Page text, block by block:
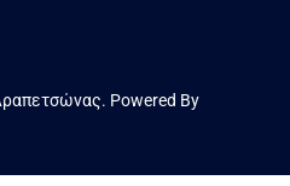
Powered By